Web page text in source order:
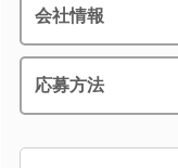
会社情報
応募方法